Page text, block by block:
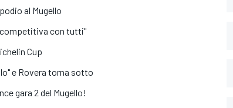
al Mugello
con tutti"
Cup
e Rovera torna sotto
gara 2 del Mugello!